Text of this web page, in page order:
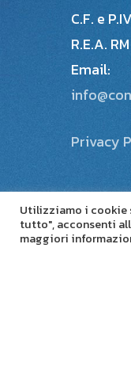
C.F. e
R.E.A.
Email:
Privacy
Utilizziamo i cookie
tutto", acconsenti
maggiori